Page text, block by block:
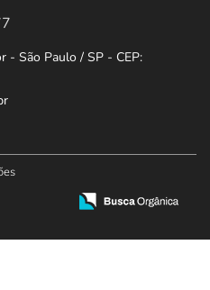
- São Paulo / SP - CEP: